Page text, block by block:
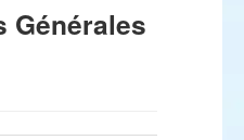
Générales